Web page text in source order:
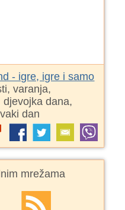
- igre, igre i samo
varanja,
dana,
dan
mrežama